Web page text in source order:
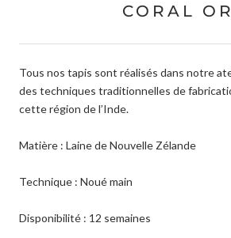
CORAL OR
Tous nos tapis sont réalisés dans notre
des techniques traditionnelles de
cette région de l’Inde.
Matière : Laine de Nouvelle Zélande
Technique : Nouémain
Disponibilité : 12 semaines